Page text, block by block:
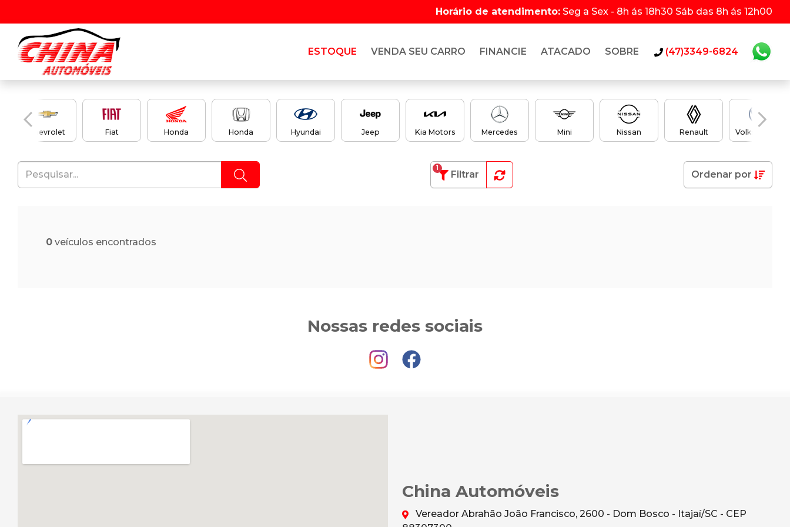
Horário de atendimento: Seg a Sex - 8h ás 18h30 Sáb das 8h ás 12h00
ESTOQUE VENDA SEU CARRO FINANCIE ATACADO SOBRE (47)3349-6824
Chevrolet Fiat Honda Honda Hyundai Jeep Kia Motors Mercedes Mini Nissan Renault Volkswagen
Filtrar
1
Ordenar por
0 veículos encontrados
Nossas redes sociais
China Automóveis
Vereador Abrahão João Francisco, 2600 - Dom Bosco - Itajaí/SC - CEP